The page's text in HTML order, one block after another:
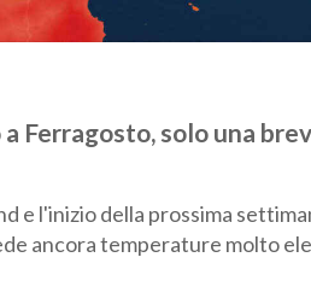
Ferragosto, solo una
e l'inizio della prossima
ancora temperature molto